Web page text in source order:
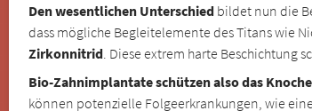
Den wesentlichen Unterschied bildet nun die
dass mögliche Begleitelemente des Titans wie
Zirkonnitrid . Diese extrem harte Beschichtung
Bio-Zahnimplantate schützen also das
können potenzielle Folgeerkrankungen, wie